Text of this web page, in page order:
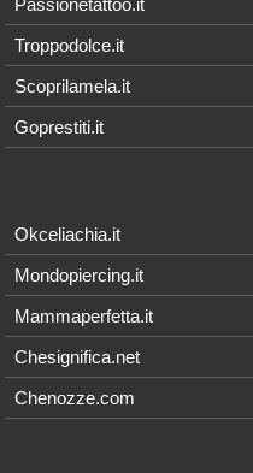
Passionetattoo.it
Troppodolce.it
Scoprilamela.it
Goprestiti.it
Okceliachia.it
Mondopiercing.it
Mammaperfetta.it
Chesignifica.net
Chenozze.com